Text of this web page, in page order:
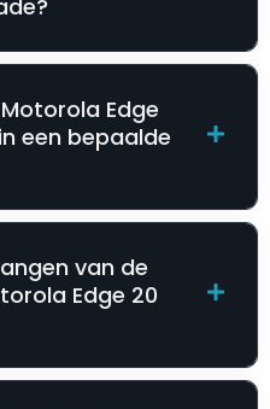
Edge
een bepaalde
van de
Edge 20